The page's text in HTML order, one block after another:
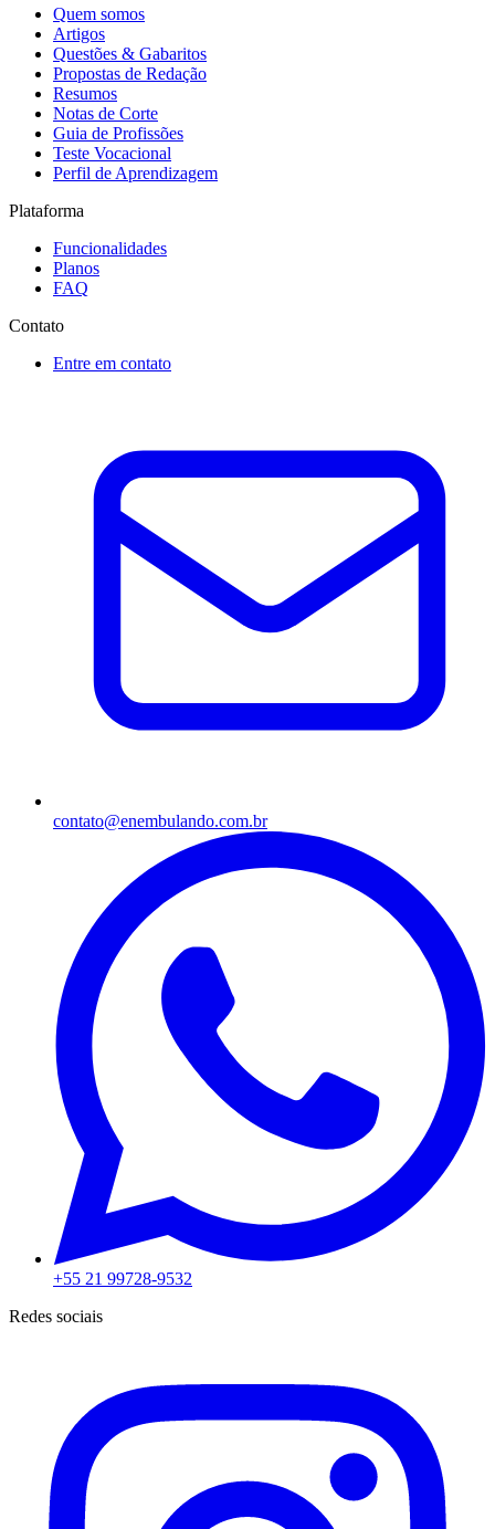
Quem somos
Artigos
Questões & Gabaritos
Propostas de Redação
Resumos
Notas de Corte
Guia de Profissões
Teste Vocacional
Perfil de Aprendizagem
Plataforma
Funcionalidades
Planos
FAQ
Contato
Entre em contato
contato@enembulando.com.br
+55 21 99728-9532
Redes sociais